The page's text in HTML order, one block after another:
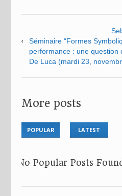
Séminaire “Formes
performance : une question
De Luca (mardi 23,
More posts
POPULAR LATEST
No Popular Posts